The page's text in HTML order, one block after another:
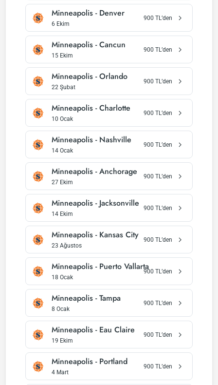
Minneapolis - Denver
6 Ekim
900 TL’den
Minneapolis -Cancun
15 Ekim
900 TL’den
Minneapolis -Orlando
22 Şubat
900 TL’den
Minneapolis -Charlotte
10 Ocak
900 TL’den
Minneapolis - Nashville
14 Ocak
900 TL’den
Minneapolis -Anchorage
27 Ekim
900 TL’den
Minneapolis - Jacksonville
14 Ekim
900 TL’den
Minneapolis - Kansas City
23 Ağustos
900 TL’den
Minneapolis - Puerto Vallarta
18 Ocak
900 TL’den
Minneapolis -Tampa
8 Ocak
900 TL’den
Minneapolis - Eau Claire
19 Ekim
900 TL’den
Minneapolis - Portland
4 Mart
900 TL’den